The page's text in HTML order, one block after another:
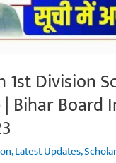
1st Division
Bihar Board
,Latest Updates,